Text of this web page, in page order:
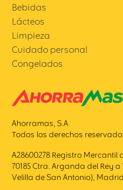
Bebidas
Lácteos
Limpieza
Cuidado personal
Congelados
Ahorramas, S.A
Todos los derechos
A28600278 Registro Mercantil
70185 Ctra. Arganda del Rey a
Velilla de San Antonio),